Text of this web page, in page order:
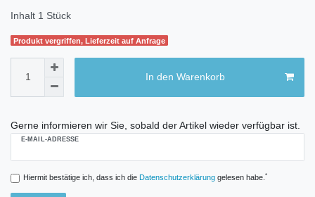
Inhalt 1 Stück
Produkt vergriffen, Lieferzeit auf Anfrage
In den Warenkorb
Gerne informieren wir Sie, sobald der Artikel wieder verfügbar ist.
E-MAIL-ADRESSE
Hiermit bestätige ich, dass ich die Daten­schutz­erklärunggelesen habe. *